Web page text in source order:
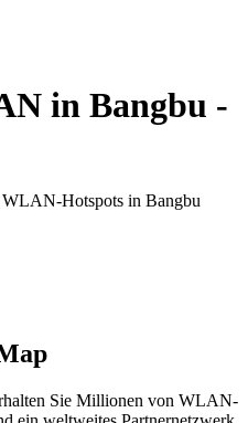
in Bangbu -
WLAN-Hotspots in Bangbu
Sie Millionen von WLAN-